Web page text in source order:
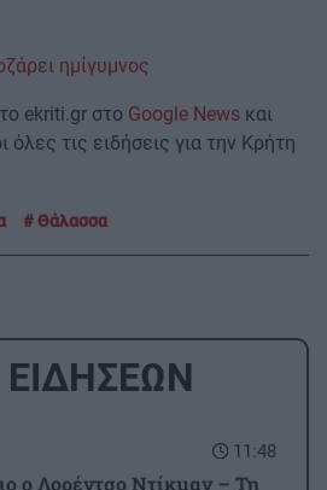
ημίγυμνος
ekriti.gr στο Google News και
όλες τις ειδήσεις για την Κρήτη
Θάλασσα
11:48
ο Λορέντσο Ντίκμαν – Τη